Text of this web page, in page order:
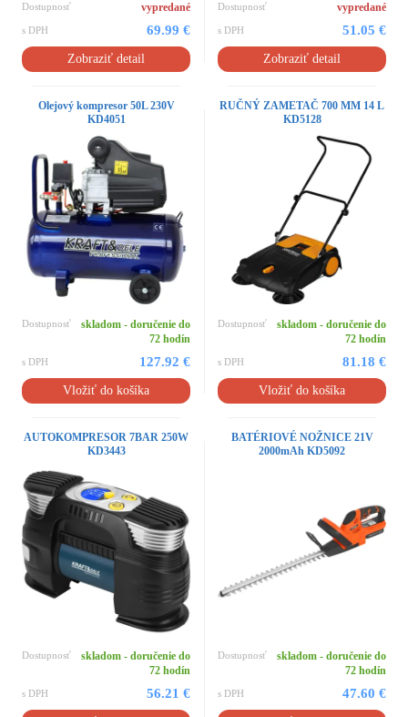
Dostupnosť vypredané
s DPH 69.99 €
Zobraziť detail
Dostupnosť vypredané
s DPH 51.05 €
Zobraziť detail
Olejový kompresor 50L 230V
KD4051
Dostupnosť
skladom - doručenie do
72 hodín
s DPH 127.92 €
Vložiť do košíka
RUČNÝ ZAMETAČ 700 MM 14 L
KD5128
Dostupnosť
skladom - doručenie do
72 hodín
s DPH 81.18 €
Vložiť do košíka
AUTOKOMPRESOR 7BAR 250W
KD3443
Dostupnosť
skladom - doručenie do
72 hodín
s DPH 56.21 €
BATÉRIOVÉ NOŽNICE 21V
2000mAh KD5092
Dostupnosť
skladom - doručenie do
72 hodín
s DPH 47.60 €